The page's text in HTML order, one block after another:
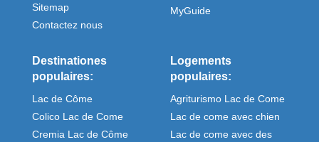
Sitemap
Contactez nous
MyGuide
Destinationes
populaires:
Lac de Côme
Colico Lac de Come
Cremia Lac de Côme
Logements
populaires:
Agriturismo Lac de Come
Lac de come avec chien
Lac de come avec des